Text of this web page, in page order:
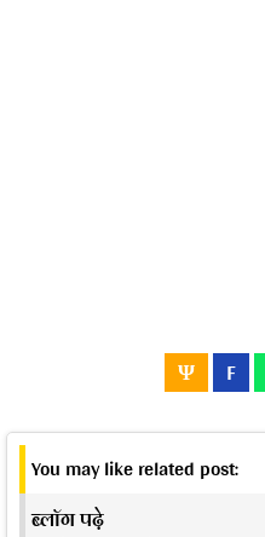
Ψ F
You may like related post:
ब्लॉग पढ़े